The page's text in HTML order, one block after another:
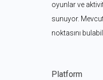
oyunlar ve
sunuyor.
noktasını
Platform